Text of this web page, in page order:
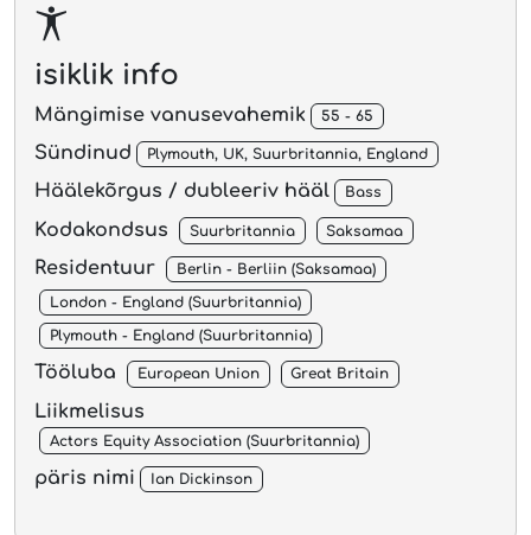
isiklik info
Mängimise vanusevahemik 55 - 65
Sündinud Plymouth, UK, Suurbritannia, England
Häälekõrgus / dubleeriv hääl Bass
Kodakondsus Suurbritannia Saksamaa
Residentuur Berlin - Berliin (Saksamaa)
London - England (Suurbritannia)
Plymouth - England (Suurbritannia)
Tööluba European Union Great Britain
Liikmelisus
Actors Equity Association (Suurbritannia)
päris nimi Ian Dickinson